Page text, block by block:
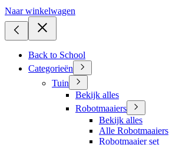
Naar winkelwagen
Back to School
Categorieën
Tuin
Bekijk alles
Robotmaaiers
Bekijk alles
Alle Robotmaaiers
Robotmaaier set